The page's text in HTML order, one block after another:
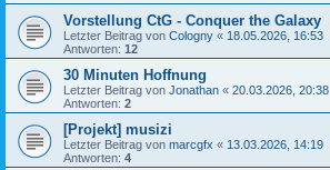
Vorstellung CtG - Conquer the Galaxy
Letzter Beitrag von Cologny « 18.05.2026, 16:53
Antworten: 12
30 Minuten Hoffnung
Letzter Beitrag von Jonathan « 20.03.2026, 20:38
Antworten: 2
[Projekt] musizi
Letzter Beitrag von marcgfx « 13.03.2026, 14:19
Antworten: 4